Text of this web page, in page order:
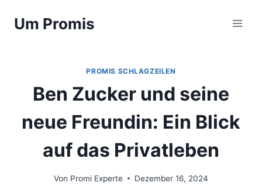
InhaltUm Promis
PROMIS SCHLAGZEILEN
Ben Zucker und seine
neue Freundin: Ein Blick
auf das Privatleben
Von Promi Experte Dezember 16, 2024